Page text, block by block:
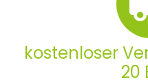
kostenloser
20